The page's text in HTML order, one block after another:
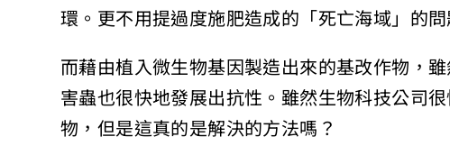
環。更不用提過度施肥造成的「死亡海域」的
而藉由植入微生物基因製造出來的基改作物，
害蟲也很快地發展出抗性。雖然生物科技公司
物，但是這真的是解決的方法嗎？